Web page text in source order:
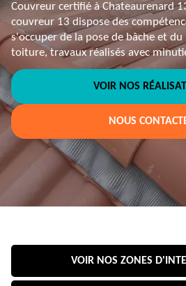
Couvreur certifié à Chateaurenard
couvreur 13 dispose des
s'occuper de la pose de bâche et
toiture, travaux réalisés avec
VOIR NOS
NOUS
VOIR NOS ZONES